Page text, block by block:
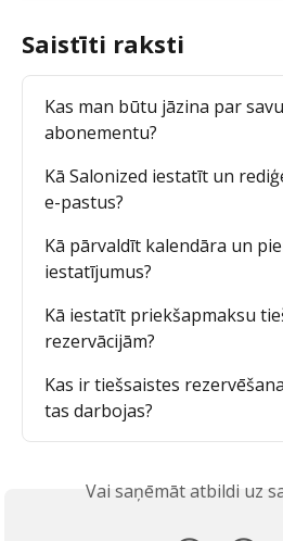
Saistīti raksti
Kas man būtu jāzina par
abonementu?
Kā Salonized iestatīt un
e-pastus?
Kā pārvaldīt kalendāra un
iestatījumus?
Kā iestatīt priekšapmaksu
rezervācijām?
Kas ir tiešsaistes
tas darbojas?
Vai saņēmāt atbildi uz